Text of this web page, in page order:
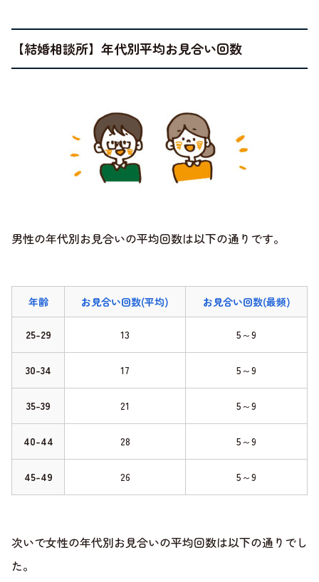
【結婚相談所】年代別平均お見合い回数
男性の年代別お見合いの平均回数は以下の通りです。
年齢 お見合い回数(平均) お見合い回数(最頻)
25-29 13 5～9
30-34 17 5～9
35-39 21 5～9
40-44 28 5～9
45-49 26 5～9
次いで女性の年代別お見合いの平均回数は以下の通りでし
た。